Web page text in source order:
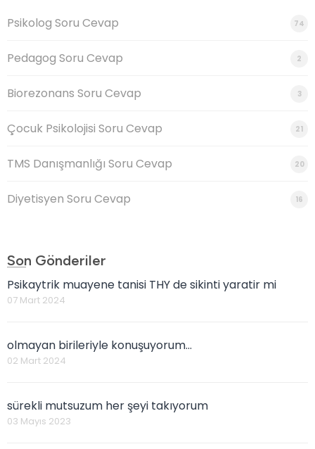
Psikolog Soru Cevap 74
Pedagog Soru Cevap 2
Biorezonans Soru Cevap 3
Çocuk Psikolojisi Soru Cevap 21
TMS Danışmanlığı Soru Cevap 20
Diyetisyen Soru Cevap 16
Son Gönderiler
Psikaytrik muayene tanisi THY de sikinti yaratir mi
07 Mart 2024
olmayan birileriyle konuşuyorum...
02 Mart 2024
sürekli mutsuzum her şeyi takıyorum
03 Mayıs 2023